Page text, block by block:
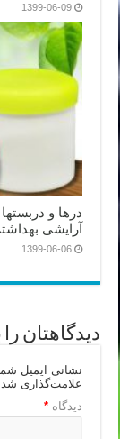
1399-06-09
درها و
آرایشی
1399-06-06
دیدگاهتان
نشانی ایمیل
علامت‌گذاری
دیدگاه*